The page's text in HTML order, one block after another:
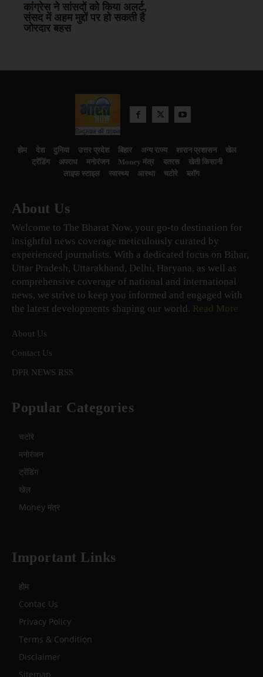
कांग्रेस ने सांसदों को किया अलर्ट,
संसद में अहम मुद्दों पर हो सकती है
जोरदार बहस
होम देश दुनिया उत्तर प्रदेश बिहार अन्य राज्य शासन प्रशासन
खेल
ट्रेंडिंग
अपराध मनोरंजन Money मंत्र बतरस
खेती किसानी
लाइफ स्टाइल
स्वास्थ्य आस्था चटोरे ब्लॉग
About Us
Welcome to The Bharat Now, your go-to destination for
insightful news coverage meticulously curated by
experienced journalists. With a dedicated focus on Bihar,
Uttar Pradesh, Uttarakhand, Delhi, Haryana, as well as
comprehensive coverage of national and international
news, we strive to keep you informed and engaged with
the latest developments shaping our world. Read More
About Us
Contact Us
DPR NEWS RSS
Popular Categories
चटोरे
मनोरंजन
ट्रेंडिंग
खेल
Money मंत्र
Important Links
होम
Contac Us
Privacy Policy
Terms & Condition
Disclaimer
Sitemap